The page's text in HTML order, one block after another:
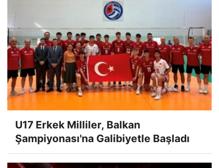
U17 Erkek Milliler, Balkan
Şampiyonası'na Galibiyetle Başladı